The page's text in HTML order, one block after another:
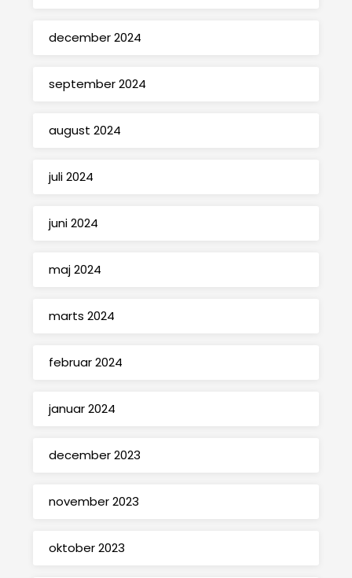
december 2024
september 2024
august 2024
juli 2024
juni 2024
maj 2024
marts 2024
februar 2024
januar 2024
december 2023
november 2023
oktober 2023